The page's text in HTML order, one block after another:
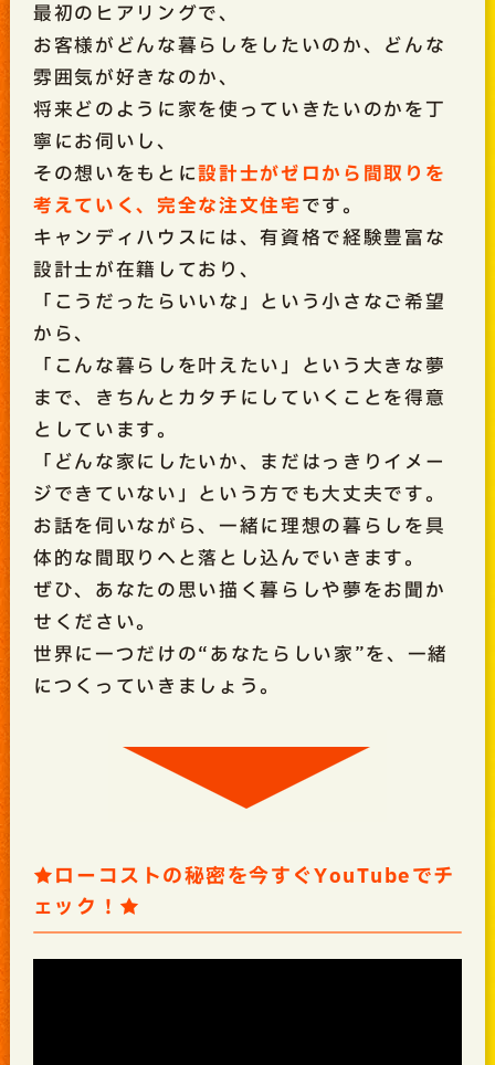
最初のヒアリングで、
お客様がどんな暮らしをしたいのか、どんな
雰囲気が好きなのか、
将来どのように家を使っていきたいのかを丁
寧にお伺いし、
その想いをもとに設計士がゼロから間取りを
考えていく、完全な注文住宅です。
キャンディハウスには、有資格で経験豊富な
設計士が在籍しており、
「こうだったらいいな」という小さなご希望
から、
「こんな暮らしを叶えたい」という大きな夢
まで、きちんとカタチにしていくことを得意
としています。
「どんな家にしたいか、まだはっきりイメー
ジできていない」という方でも大丈夫です。
お話を伺いながら、一緒に理想の暮らしを具
体的な間取りへと落とし込んでいきます。
ぜひ、あなたの思い描く暮らしや夢をお聞か
せください。
世界に一つだけの“あなたらしい家”を、一緒
につくっていきましょう。
★ローコストの秘密を今すぐYouTubeでチ
ェック！★